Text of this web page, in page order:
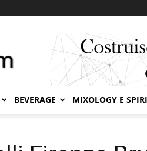
BEVERAGE MIXOLOGY E